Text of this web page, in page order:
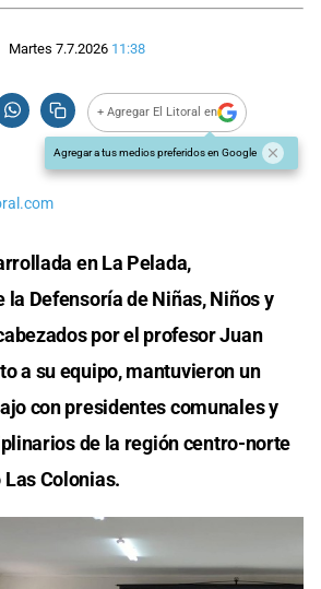
Martes 7.7.2026 11:38
+ Agregar El Litoral en
Agregar a tus medios preferidos en Google
en La Pelada,
la Defensoría de Niñas, Niños y
por el profesor Juan
a su equipo, mantuvieron un
con presidentes comunales y
de la región centro-norte
Colonias.